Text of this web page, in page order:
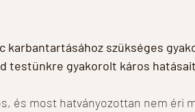
karbantartásához szükséges
testünkre gyakorolt káros
és most hatványozottan nem éri